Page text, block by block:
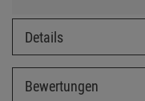
Details
Bewertungen